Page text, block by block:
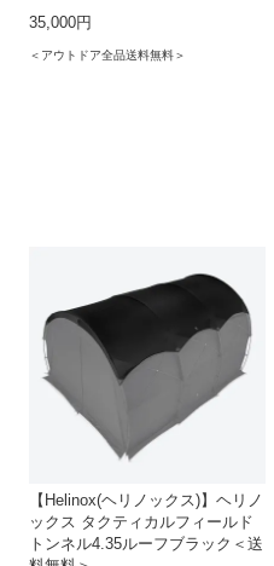
35,000円
＜アウトドア全品送料無料＞
【Helinox(ヘリノックス)】ヘリノ
ックス タクティカルフィールド
トンネル4.35ルーフブラック＜送